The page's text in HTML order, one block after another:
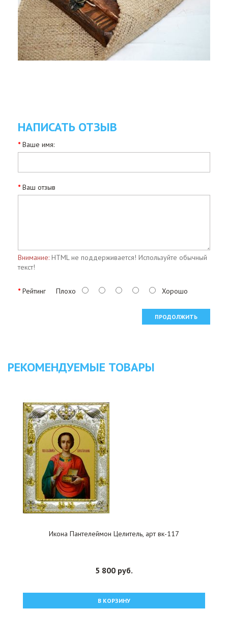
НАПИСАТЬ ОТЗЫВ
Ваше имя:
Ваш отзыв
Внимание: HTML не поддерживается! Используйте обычный
текст!
Рейтинг Плохо Хорошо
ПРОДОЛЖИТЬ
РЕКОМЕНДУЕМЫЕ ТОВАРЫ
Икона Пантелеймон Целитель, арт вк-117
5 800 руб.
В КОРЗИНУ